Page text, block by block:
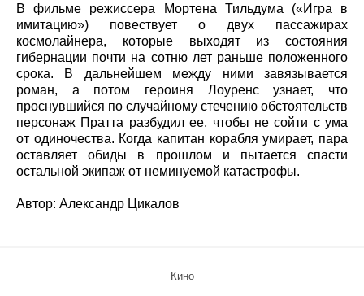
В фильме режиссера Мортена Тильдума («Игра в
имитацию») повествует о двух пассажирах
космолайнера, которые выходят из состояния
гибернации почти на сотню лет раньше положенного
срока. В дальнейшем между ними завязывается
роман, а потом героиня Лоуренс узнает, что
проснувшийся по случайному стечению обстоятельств
персонаж Пратта разбудил ее, чтобы не сойти с ума
от одиночества. Когда капитан корабля умирает, пара
оставляет обиды в прошлом и пытается спасти
остальной экипаж от неминуемой катастрофы.
Автор: Александр Цикалов
Кино